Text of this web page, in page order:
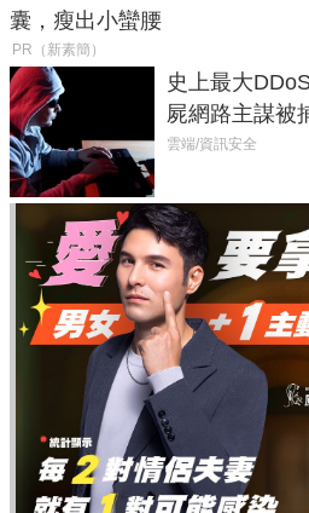
囊，瘦出小蠻腰
PR（新素簡）
史上最大
屍網路主謀被
癱瘓全球！
雲端/資訊安全